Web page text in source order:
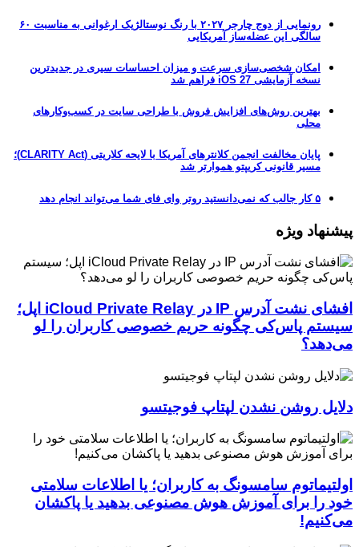
رونمایی از دوج چارجر ۲۰۲۷ با رنگ نوستالژیک ارغوانی به مناسبت ۶۰
سالگی این عضله‌ساز آمریکایی
امکان شخصی‌سازی سرعت و میزان احساسات سیری در جدیدترین
نسخه آزمایشی iOS 27 فراهم شد
بهترین روش‌های افزایش فروش با طراحی سایت در کسب‌وکارهای
محلی
پایان مخالفت انجمن کلانترهای آمریکا با لایحه کلاریتی (CLARITY Act)؛
مسیر قانونی کریپتو هموارتر شد
۵ کار جالب که نمی‌دانستید روتر وای فای شما می‌تواند انجام دهد
پیشنهاد ویژه
افشای نشت آدرس IP در iCloud Private Relay اپل؛
سیستم پاس‌کی چگونه حریم خصوصی کاربران را لو
می‌دهد؟
دلایل روشن نشدن لپتاپ فوجیتسو
اولتیماتوم سامسونگ به کاربران؛ یا اطلاعات سلامتی
خود را برای آموزش هوش مصنوعی بدهید یا پاکشان
می‌کنیم!